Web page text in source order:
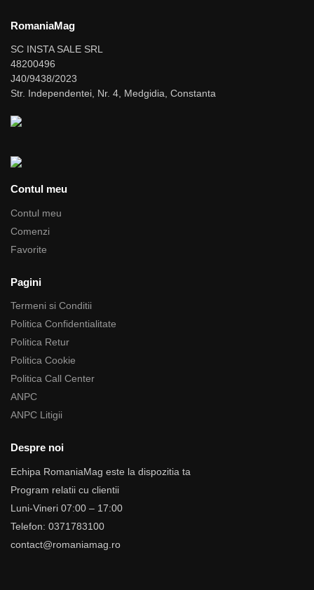
RomaniaMag
SC INSTA SALE SRL
48200496
J40/9438/2023
Str. Independentei, Nr. 4, Medgidia, Constanta
Contul meu
Contul meu
Comenzi
Favorite
Pagini
Termeni si Conditii
Politica Confidentialitate
Politica Retur
Politica Cookie
Politica Call Center
ANPC
ANPC Litigii
Despre noi
Echipa RomaniaMag este la dispozitia ta
Program relatii cu clientii
Luni-Vineri 07:00 – 17:00
Telefon: 0371783100
contact@romaniamag.ro